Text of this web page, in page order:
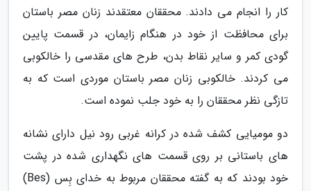
کار را انجام می دادند. محققان معتقدند زنان مصر باستان
برای محافظت از خود در هنگام زایمان، در قسمت پایین
گودی کمر و سایر نقاط بدن، طرح های مقدسی را خالکوبی
می کردند. خالکوبی زنان مصر باستان موردی است که به
تازگی نظر محققان را به خود جلب نموده است.
دو مومیایی کشف شده در کرانه غربی رود نیل دارای نشانه
های باستانی بر روی قسمت های نگهداری شده در پشت
خود بودند که به گفته محققان مربوط به خدای بِس (Bes)